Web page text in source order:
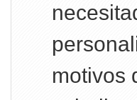
motivos